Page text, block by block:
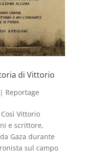
di Vittorio
| Reportage
Così Vittorio
e scrittore,
Gaza durante
sul campo